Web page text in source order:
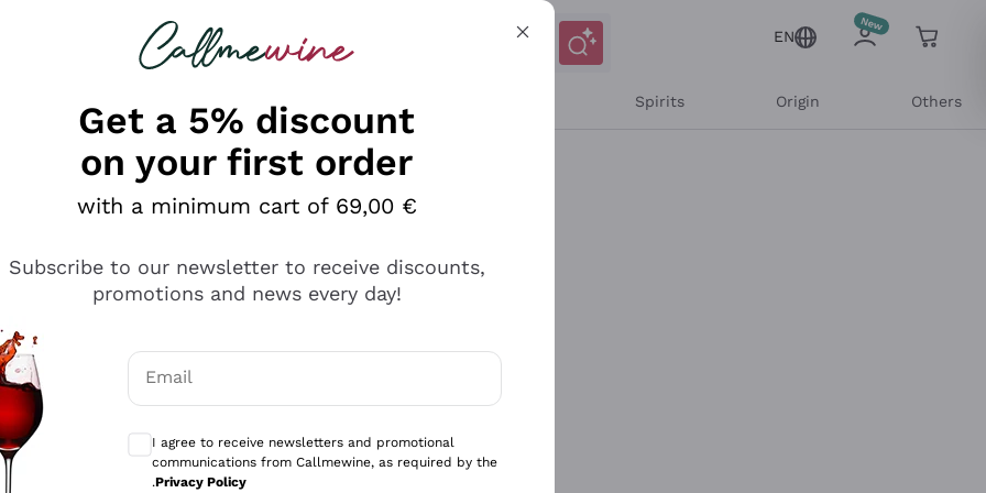
looking for
EN
Spirits Origin Others
Get a 5% discount
on your first order
with a minimum cart of 69,00 €
Subscribe to our newsletter to receive discounts,
promotions and news every day!
Email
I agree to receive newsletters and promotional
communications from Callmewine, as required by the
.Privacy Policy